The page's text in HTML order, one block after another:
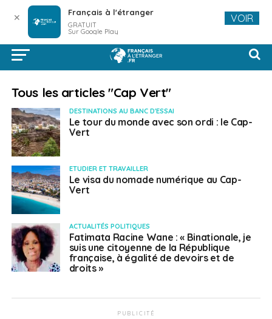
Tous les articles "Cap Vert"
DESTINATIONS AU BANC D'ESSAI
Le tour du monde avec son ordi : le Cap-
Vert
ETUDIER ET TRAVAILLER
Le visa du nomade numérique au Cap-
Vert
ACTUALITÉS POLITIQUES
Fatimata Racine Wane : « Binationale, je
suis une citoyenne de la République
française, à égalité de devoirs et de
droits »
PUBLICITÉ
✕ Français à l'étranger
GRATUIT
Sur Google Play
VOIR